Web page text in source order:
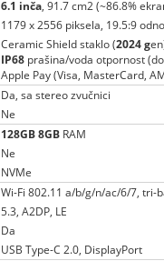
6.1 inča, 91.7 cm2 (~86.8%
1179 x 2556 piksela, 19.5:9
Ceramic Shield staklo (2024 g
IP68 prašina/voda otpornost
Apple Pay (Visa, MasterCard,
Da, sa stereo zvučnici
Ne
128GB8GB RAM
Ne
NVMe
Wi-Fi 802.11 a/b/g/n/ac/6/7, tri-
5.3, A2DP, LE
Da
USB Type-C 2.0, DisplayPort